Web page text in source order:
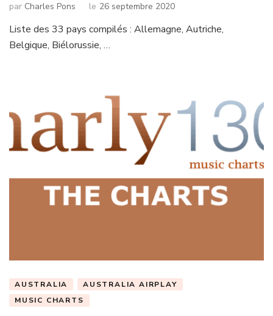
par Charles Pons le 26 septembre 2020
Liste des 33 pays compilés : Allemagne, Autriche,
Belgique, Biélorussie, …
AUSTRALIA
AUSTRALIA AIRPLAY
MUSIC CHARTS